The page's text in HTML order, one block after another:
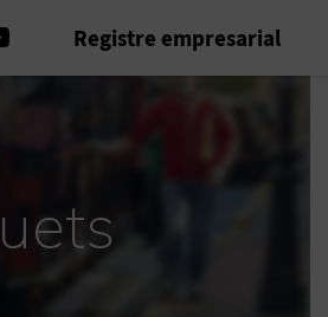
Twitter
en Instagram
en Youtube
Registre empresarial